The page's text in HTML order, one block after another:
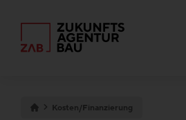
Kosten/Finanzierung